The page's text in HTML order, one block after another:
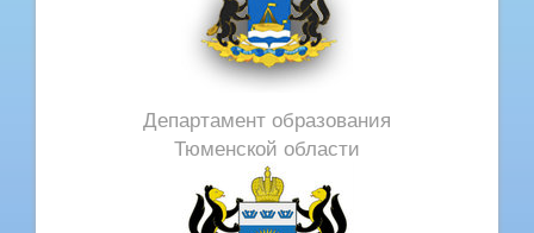
Департамент образования
Тюменской области